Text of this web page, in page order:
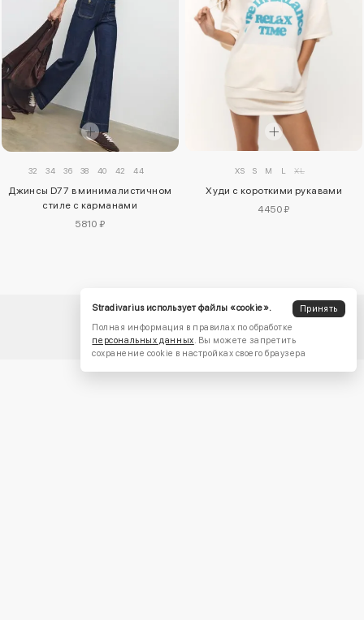
32 34 36 38 40 42 44
Джинсы D77 в минималистичном
стиле с карманами
5810 ₽
XS S M L XL
Худи с короткими рукавами
4450 ₽
Stradivarius использует файлы «cookie».
Принять
Полная информация в правилах по обработке
персональных данных. Вы можете запретить
сохранение cookie в настройках своего браузера